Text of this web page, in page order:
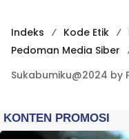
Indeks Kode Etik
Pedoman Media Siber
Sukabumiku@2024 by